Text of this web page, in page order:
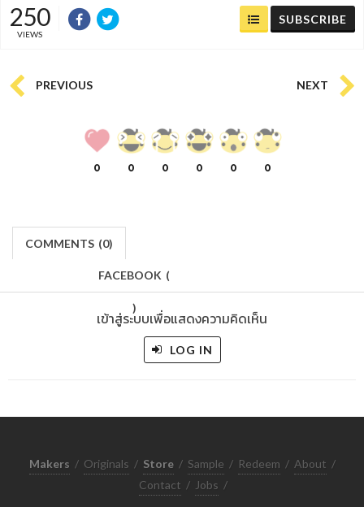
250
VIEWS
SUBSCRIBE
PREVIOUS NEXT
0 0 0 0 0 0
COMMENTS (0)
FACEBOOK (
)
เข้าสู่ระบบเพื่อแสดงความคิดเห็น
LOG IN
Makers / Originals / Store / Sample / Redeem / About /
Contact / Jobs /